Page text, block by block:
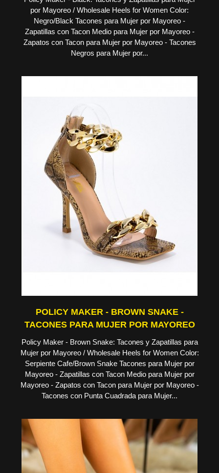
por Mayoreo / Wholesale Heels for Women Color:
Negro/Black Tacones para Mujer por Mayoreo -
Zapatillas con Tacon Medio para Mujer por Mayoreo -
Zapatos con Tacon para Mujer por Mayoreo - Tacones
Negros para Mujer por...
POLICY MAKER - BROWN SNAKE -
TACONES PARA MUJER POR MAYOREO
Policy Maker - Brown Snake: Tacones y Zapatillas para
Mujer por Mayoreo / Wholesale Heels for Women Color:
Serpiente Cafe/Brown Snake Tacones para Mujer por
Mayoreo - Zapatillas con Tacon Medio para Mujer por
Mayoreo - Zapatos con Tacon para Mujer por Mayoreo -
Tacones con Punta Cuadrada para Mujer...